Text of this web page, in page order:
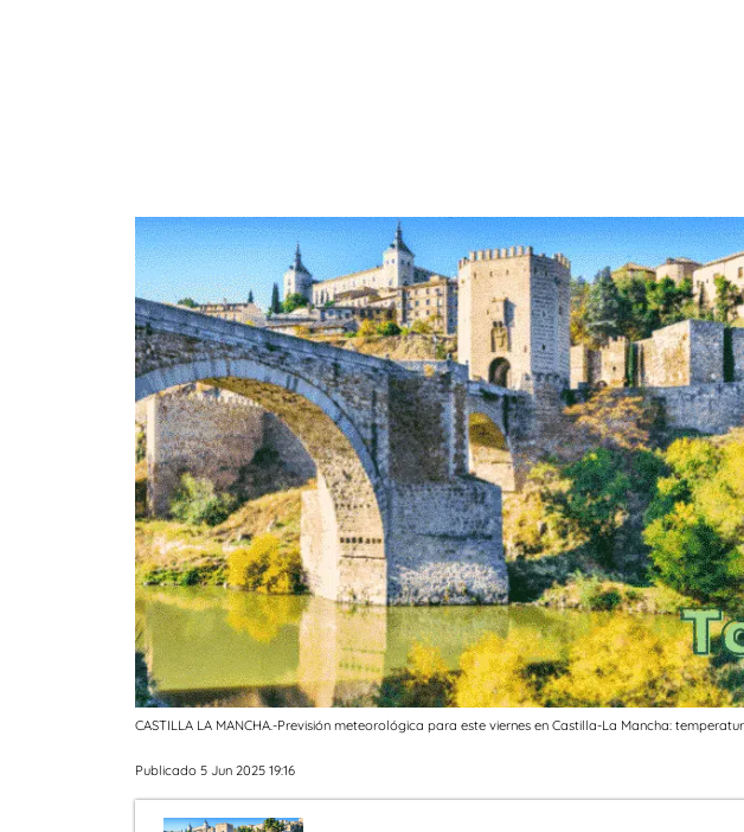
CASTILLA LA MANCHA.-Previsión meteorológica para este viernes en Castilla-La Mancha:
Publicado 5 Jun 2025 19:16